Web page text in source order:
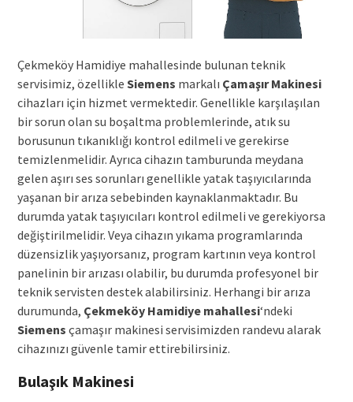
Çekmeköy Hamidiye mahallesinde bulunan teknik
servisimiz, özellikle Siemens markalı Çamaşır Makinesi
cihazları için hizmet vermektedir. Genellikle karşılaşılan
bir sorun olan su boşaltma problemlerinde, atık su
borusunun tıkanıklığı kontrol edilmeli ve gerekirse
temizlenmelidir. Ayrıca cihazın tamburunda meydana
gelen aşırı ses sorunları genellikle yatak taşıyıcılarında
yaşanan bir arıza sebebinden kaynaklanmaktadır. Bu
durumda yatak taşıyıcıları kontrol edilmeli ve gerekiyorsa
değiştirilmelidir. Veya cihazın yıkama programlarında
düzensizlik yaşıyorsanız, program kartının veya kontrol
panelinin bir arızası olabilir, bu durumda profesyonel bir
teknik servisten destek alabilirsiniz. Herhangi bir arıza
durumunda, Çekmeköy Hamidiye mahallesi‘ndeki
Siemens çamaşır makinesi servisimizden randevu alarak
cihazınızı güvenle tamir ettirebilirsiniz.
Bulaşık Makinesi